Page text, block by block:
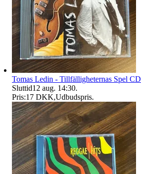
Tomas Ledin - Tillfälligheternas Spel CD
Sluttid12 aug. 14:30.
Pris:17 DKK,Udbudspris.